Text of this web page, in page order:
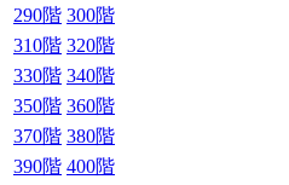
290階 300階
310階 320階
330階 340階
350階 360階
370階 380階
390階 400階